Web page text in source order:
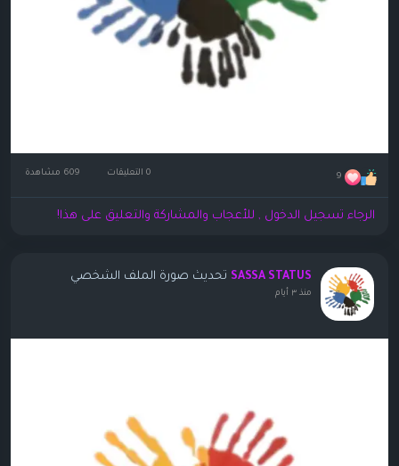
9 0 التعليقات
الرجاء تسجيل الدخول , للأعجاب والمشاركة والتعليق على هذا!
SASSA STATUS تحديث صورة الملف الشخصي
منذ ٣ أيام